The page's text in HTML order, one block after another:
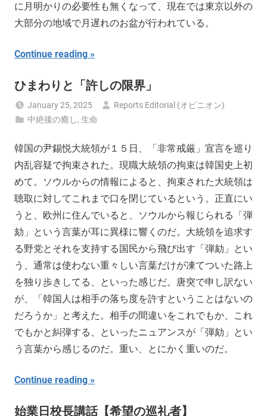
に月明かりの必要性も無くなって、現在では東京以外の
大部分の地域で月遅れのお盆が行われている。
Continue reading
ひまわりと「許しの限界」
January 25, 2025
Reports Editorial (オピニオン)
中絶後の癒し,生命
韓国の尹錫悦大統領が１５日、「非常戒厳」宣言を巡り
内乱容疑で拘束された。現職大統領の拘束は韓国史上初
めて。ソウルからの情報によると、拘束された大統領は
聴取に対してこれまで口を閉じているという。正直にい
うと、欧州に住んでいると、ソウルから報じられる「弾
劾」という言葉が耳に異様に響くのだ。大統領を追求す
る野党とそれを支持する国民から飛び出す「弾劾」とい
う、通常は使わない重々しい言葉だけが凍てついた路上
を独り歩きしてる、といった感じだ。唐突で申し訳ない
が、「韓国人は相手の落ち度を許すということはないの
だろうか」と考えた。相手の間違いをこれでもか、これ
でもかと糾弾する、といったニュアンスが「弾劾」とい
う言葉から感じるのだ。重い、とにかく重いのだ。
Continue reading
始業日校長講話【希望の巡礼者】